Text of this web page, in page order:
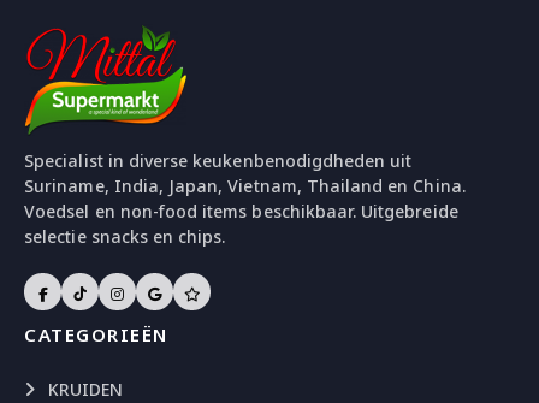
Specialist in diverse keukenbenodigdheden uit
Suriname, India, Japan, Vietnam, Thailand en China.
Voedsel en non-food items beschikbaar. Uitgebreide
selectie snacks en chips.
CATEGORIEËN
KRUIDEN